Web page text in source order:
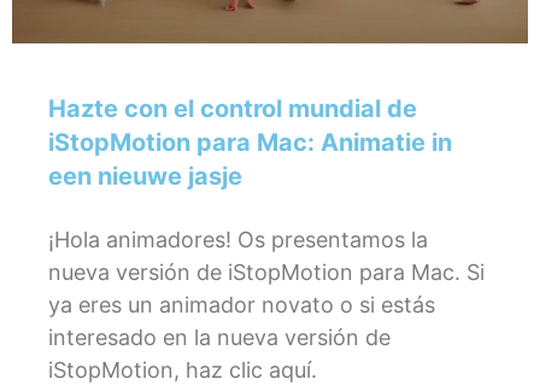
Hazte con el control mundial de
iStopMotion para Mac: Animatie in
een nieuwe jasje
¡Hola animadores! Os presentamos la
nueva versión de iStopMotion para Mac. Si
ya eres un animador novato o si estás
interesado en la nueva versión de
iStopMotion, haz clic aquí.